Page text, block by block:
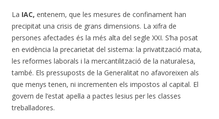
La IAC, entenem, que les mesures de confinament han
precipitat una crisis de grans dimensions. La xifra de
persones afectades és la més alta del segle XXI. S’ha posat
en evidència la precarietat del sistema: la privatització mata,
les reformes laborals i la mercantilització de la naturalesa,
també. Els pressuposts de la Generalitat no afavoreixen als
que menys tenen, ni incrementen els impostos al capital. El
govern de l’estat apel·la a pactes lesius per les classes
treballadores.